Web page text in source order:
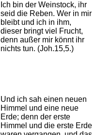
Ich bin der Weinstock, ihr
seid die Reben. Wer in mir
bleibt und ich in ihm,
dieser bringt viel Frucht,
denn außer mir könnt ihr
nichts tun. (Joh.15,5.)
Und ich sah einen neuen
Himmel und eine neue
Erde; denn der erste
Himmel und die erste Erde